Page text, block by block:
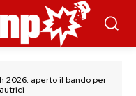
2026: aperto il bando per